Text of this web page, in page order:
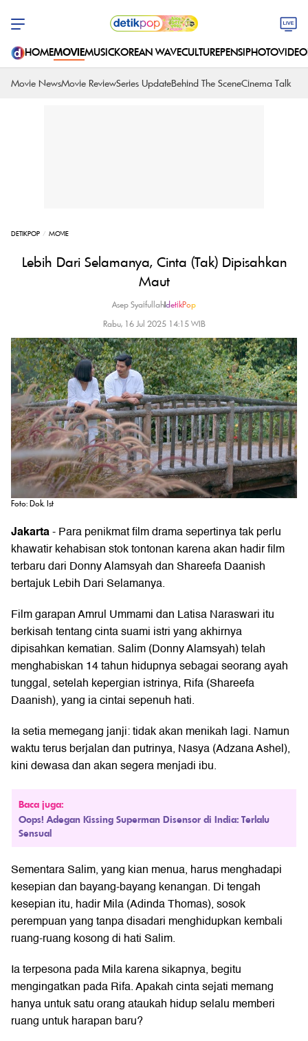
HOMEMOVIEMUSICKOREAN WAVECULTUREPENSIPHOTOVIDEO
Movie NewsMovie ReviewSeries UpdateBehind The SceneCinema Talk
DETIKPOP MOVIE
Lebih Dari Selamanya, Cinta (Tak) Dipisahkan
Maut
Asep Syaifullah|detikPop
Rabu, 16 Jul 2025 14:15 WIB
Foto: Dok. Ist
Jakarta- Para penikmat film drama sepertinya tak perlu
khawatir kehabisan stok tontonan karena akan hadir film
terbaru dari Donny Alamsyah dan Shareefa Daanish
bertajuk Lebih Dari Selamanya.
Film garapan Amrul Ummami dan Latisa Naraswari itu
berkisah tentang cinta suami istri yang akhirnya
dipisahkan kematian. Salim (Donny Alamsyah) telah
menghabiskan 14 tahun hidupnya sebagai seorang ayah
tunggal, setelah kepergian istrinya, Rifa (Shareefa
Daanish), yang ia cintai sepenuh hati.
Ia setia memegang janji: tidak akan menikah lagi. Namun
waktu terus berjalan dan putrinya, Nasya (Adzana Ashel),
kini dewasa dan akan segera menjadi ibu.
Baca juga:
Oops! Adegan Kissing Superman Disensor di India: Terlalu
Sensual
Sementara Salim, yang kian menua, harus menghadapi
kesepian dan bayang-bayang kenangan. Di tengah
kesepian itu, hadir Mila (Adinda Thomas), sosok
perempuan yang tanpa disadari menghidupkan kembali
ruang-ruang kosong di hati Salim.
Ia terpesona pada Mila karena sikapnya, begitu
mengingatkan pada Rifa. Apakah cinta sejati memang
hanya untuk satu orang ataukah hidup selalu memberi
ruang untuk harapan baru?